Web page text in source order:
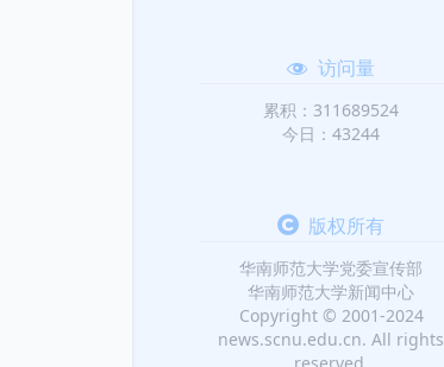
访问量
累积：311689524
今日：43244
版权所有
华南师范大学党委宣传部
华南师范大学新闻中心
Copyright © 2001-2024
news.scnu.edu.cn. All rights